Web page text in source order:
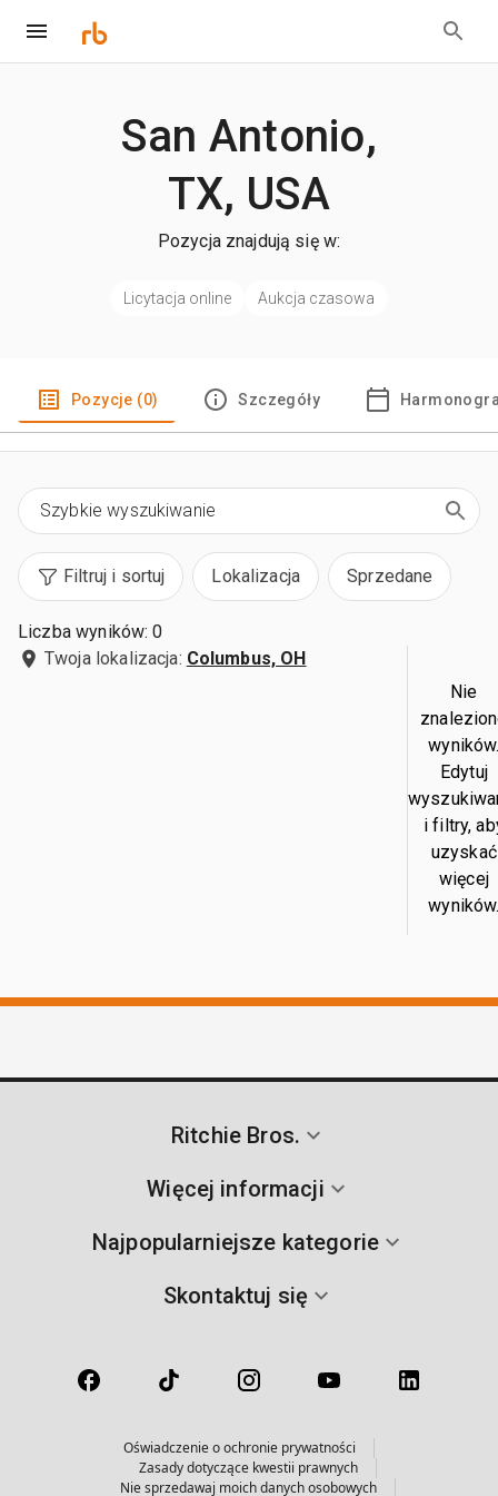
San Antonio,
TX, USA
Pozycja znajdują się w:
Licytacja online Aukcja czasowa
Pozycje (0) Szczegóły
Filtruj i sortuj Lokalizacja Sprzedane
Liczba wyników: 0
Twoja lokalizacja: Columbus, OH
Nie
Edytuj
i filtry,
uzyskać
więcej
Ritchie Bros.
Więcej informacji
Najpopularniejsze kategorie
Skontaktuj się
Oświadczenie o ochronie prywatności
Zasady dotyczące kwestii prawnych
Nie sprzedawaj moich danych osobowych